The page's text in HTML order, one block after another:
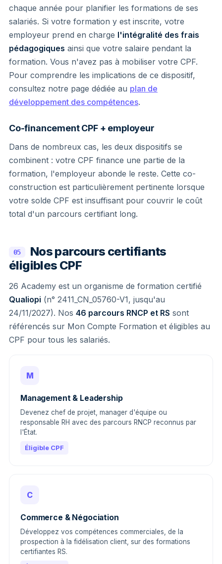
chaque année pour planifier les formations de ses
salariés. Si votre formation y est inscrite, votre
employeur prend en charge l'intégralité des frais
pédagogiques ainsi que votre salaire pendant la
formation. Vous n'avez pas à mobiliser votre CPF.
Pour comprendre les implications de ce dispositif,
consultez notre page dédiée au plan de
développement des compétences.
Co-financement CPF + employeur
Dans de nombreux cas, les deux dispositifs se
combinent : votre CPF finance une partie de la
formation, l'employeur abonde le reste. Cette co-
construction est particulièrement pertinente lorsque
votre solde CPF est insuffisant pour couvrir le coût
total d'un parcours certifiant long.
05
Nos parcours certifiants
éligibles CPF
26 Academy est un organisme de formation certifié
Qualiopi (n° 2411_CN_05760-V1, jusqu'au
24/11/2027). Nos 46 parcours RNCP et RS sont
référencés sur Mon Compte Formation et éligibles au
CPF pour tous les salariés.
M
Management & Leadership
Devenez chef de projet, manager d'équipe ou
responsable RH avec des parcours RNCP reconnus par
l'État.
Éligible CPF
C
Commerce & Négociation
Développez vos compétences commerciales, de la
prospection à la fidélisation client, sur des formations
certifiantes RS.